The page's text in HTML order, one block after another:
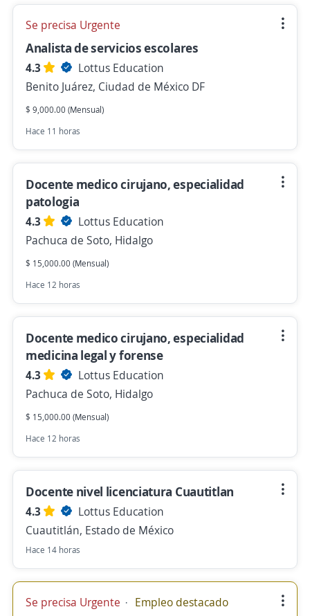
Se precisa Urgente
Analista de servicios escolares
4.3
Lottus Education
Benito Juárez, Ciudad de México DF
$ 9,000.00 (Mensual)
Hace 11 horas
Docente medico cirujano, especialidad
patologia
4.3
Lottus Education
Pachuca de Soto, Hidalgo
$ 15,000.00 (Mensual)
Hace 12 horas
Docente medico cirujano, especialidad
medicina legal y forense
4.3
Lottus Education
Pachuca de Soto, Hidalgo
$ 15,000.00 (Mensual)
Hace 12 horas
Docente nivel licenciatura Cuautitlan
4.3
Lottus Education
Cuautitlán, Estado de México
Hace 14 horas
Se precisa Urgente Empleo destacado